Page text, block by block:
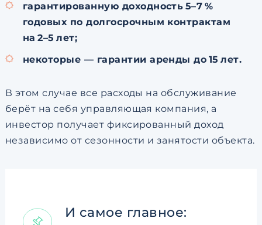
гарантированную доходность 5–7 %
годовых по долгосрочным контрактам
на 2–5 лет;
некоторые — гарантии аренды до 15 лет.
В этом случае все расходы на обслуживание
берёт на себя управляющая компания, а
инвестор получает фиксированный доход
независимо от сезонности и занятости объекта.
И самое главное: